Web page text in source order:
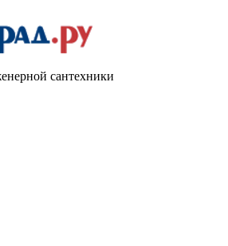
сантехники